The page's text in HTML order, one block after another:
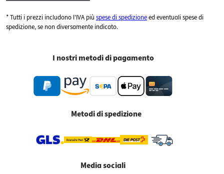
* Tutti i prezzi includono l'IVA più spese di spedizioneed eventuali spese di
spedizione, se non diversamente indicato.
I nostri metodi di pagamento
Metodi di spedizione
Media sociali